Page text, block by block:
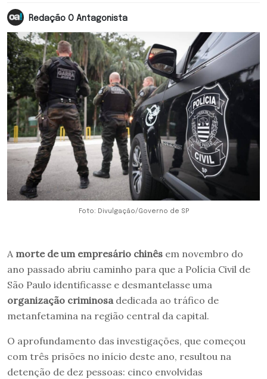
Redação O Antagonista
Foto: Divulgação/Governo de SP
A morte de um empresário chinês em novembro do
ano passado abriu caminho para que a Polícia Civil de
São Paulo identificasse e desmantelasse uma
organização criminosadedicada ao tráfico de
metanfetamina na região central da capital.
O aprofundamento das investigações, que começou
com três prisões no início deste ano, resultou na
detenção de dez pessoas: cinco envolvidas